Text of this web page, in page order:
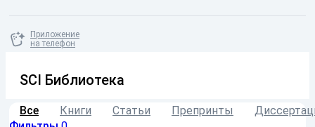
Приложение
на телефон
SCI Библиотека
Все Книги Статьи Препринты